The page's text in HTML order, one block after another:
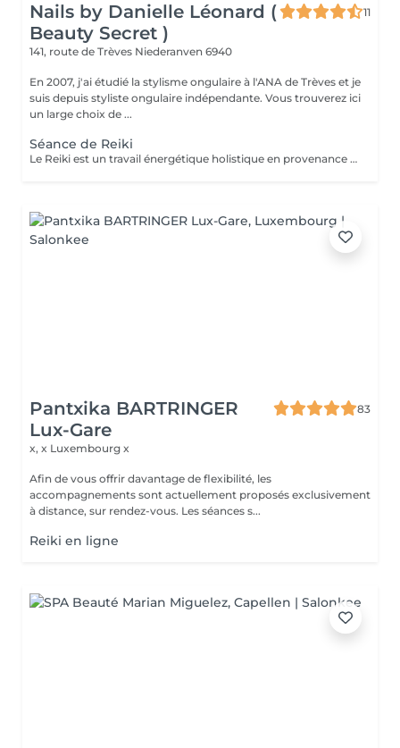
Nails by Danielle Léonard (
Beauty Secret )
11
141, route de Trèves Niederanven 6940
En 2007, j'ai étudié la stylisme ongulaire à l'ANA de Trèves et je
suis depuis styliste ongulaire indépendante. Vous trouverez ici
un large choix de ...
Séance de Reiki
Le Reiki est un travail énergétique holistique en provenance du Japon. Par l'imposition des mains, le flux d'énergie dans le corps est harmonisé et les capacités d'auto-guérison sont activées.
Pantxika BARTRINGER
Lux-Gare
83
x, x Luxembourg x
Afin de vous offrir davantage de flexibilité, les
accompagnements sont actuellement proposés exclusivement
à distance, sur rendez-vous. Les séances s...
Reiki en ligne